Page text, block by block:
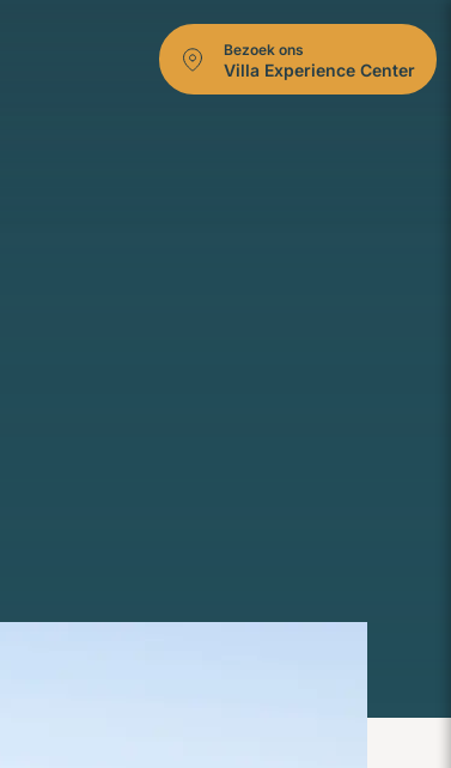
Bezoek ons
Villa Experience Center